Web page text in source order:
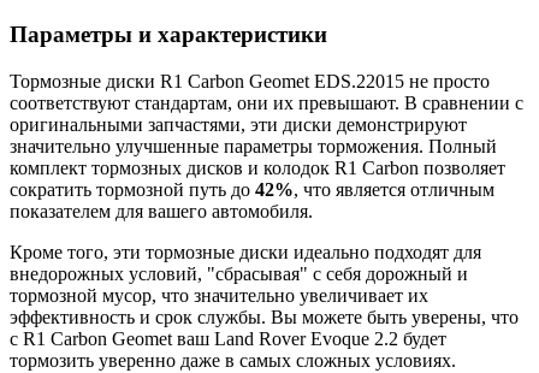
Параметры и характеристики
Тормозные диски R1 Carbon Geomet EDS.22015 не просто
соответствуют стандартам, они их превышают. В сравнении с
оригинальными запчастями, эти диски демонстрируют
значительно улучшенные параметры торможения. Полный
комплект тормозных дисков и колодок R1 Carbon позволяет
сократить тормозной путь до 42%, что является отличным
показателем для вашего автомобиля.
Кроме того, эти тормозные диски идеально подходят для
внедорожных условий, "сбрасывая" с себя дорожный и
тормозной мусор, что значительно увеличивает их
эффективность и срок службы. Вы можете быть уверены, что
с R1 Carbon Geomet ваш Land Rover Evoque 2.2 будет
тормозить уверенно даже в самых сложных условиях.